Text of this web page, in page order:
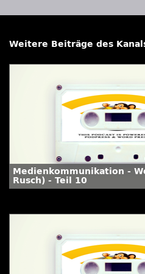
Weitere Beiträge des
Medienkommunikation -
Rusch) - Teil 10